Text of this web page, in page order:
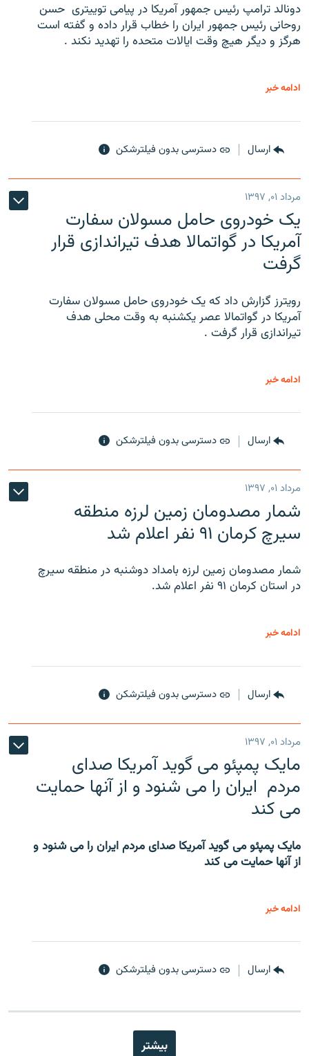
دونالد ترامپ رئیس جمهور آمریکا در پیامی توییتری ‌ حسن
روحانی رئیس جمهور ایران را خطاب قرار داده و گفته است
هرگز و دیگر هیچ وقت ایالات متحده را تهدید نکند .
ادامه خبر
ارسال دسترسی بدون فیلترشکن
مرداد ۰۱, ۱۳۹۷
یک خودروی حامل مسولان سفارت
آمریکا در گواتمالا هدف تیراندازی قرار
گرفت
رویترز گزارش داد که یک خودروی حامل مسولان سفارت
آمریکا در گواتمالا عصر یکشنبه به وقت محلی هدف
تیراندازی قرار گرفت .
ادامه خبر
ارسال دسترسی بدون فیلترشکن
مرداد ۰۱, ۱۳۹۷
شمار مصدومان زمین لرزه منطقه
سیرچ کرمان ۹۱ نفر اعلام شد
شمار مصدومان زمین لرزه بامداد دوشنبه در منطقه سیرچ
در استان کرمان ۹۱ نفر اعلام شد.
ادامه خبر
ارسال دسترسی بدون فیلترشکن
مرداد ۰۱, ۱۳۹۷
مایک پمپئو می گوید آمریکا صدای
مردم ایران را می شنود و از آنها حمایت
می کند
مایک پمپئو می گوید آمریکا صدای مردم ایران را می شنود و
از آنها حمایت می کند
ادامه خبر
ارسال دسترسی بدون فیلترشکن
بیشتر